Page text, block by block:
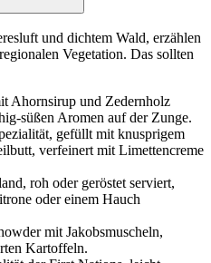
und dichtem Wald, erzählen
Vegetation. Das sollten
Ahornsirup und Zedernholz
süßen Aromen auf der Zunge.
gefüllt mit knusprigem
verfeinert mit Limettencreme
roh oder geröstet serviert,
oder einem Hauch
mit Jakobsmuscheln,
Kartoffeln.